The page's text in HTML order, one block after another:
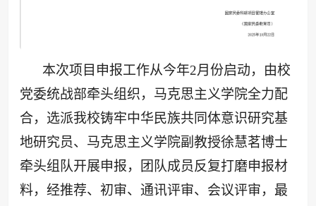
本次项目申报工作从今年2月份启动，由校
党委统战部牵头组织，马克思主义学院全力配
合，选派我校铸牢中华民族共同体意识研究基
地研究员、马克思主义学院副教授徐慧茗博士
牵头组队开展申报，团队成员反复打磨申报材
料，经推荐、初审、通讯评审、会议评审，最